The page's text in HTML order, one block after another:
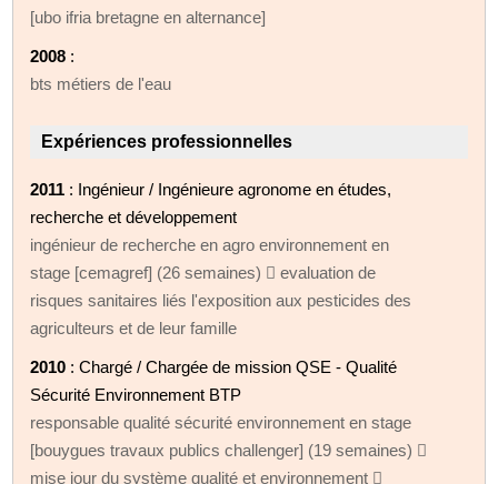
[ubo ifria bretagne en alternance]
2008 :
bts métiers de l'eau
Expériences professionnelles
2011 : Ingénieur / Ingénieure agronome en études,
recherche et développement
ingénieur de recherche en agro environnement en
stage [cemagref] (26 semaines)  evaluation de
risques sanitaires liés l'exposition aux pesticides des
agriculteurs et de leur famille
2010 : Chargé / Chargée de mission QSE - Qualité
Sécurité Environnement BTP
responsable qualité sécurité environnement en stage
[bouygues travaux publics challenger] (19 semaines) 
mise jour du système qualité et environnement 